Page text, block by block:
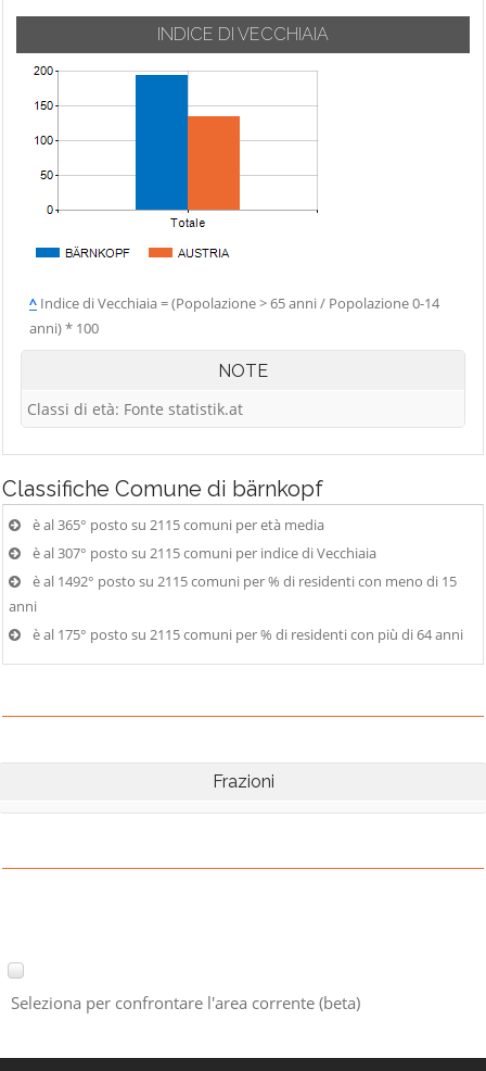
INDICE DI VECCHIAIA
^ Indice di Vecchiaia = (Popolazione > 65 anni / Popolazione 0-14
anni) * 100
NOTE
Classi di età: Fonte statistik.at
Classifiche Comune di bärnkopf
è al 365° posto su 2115 comuni per età media
è al 307° posto su 2115 comuni per indice di Vecchiaia
è al 1492° posto su 2115 comuni per % di residenti con meno di 15
anni
è al 175° posto su 2115 comuni per % di residenti con più di 64 anni
Frazioni
Seleziona per confrontare l'area corrente (beta)